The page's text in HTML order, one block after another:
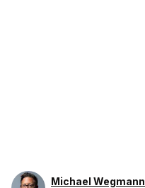
Michael Wegmann